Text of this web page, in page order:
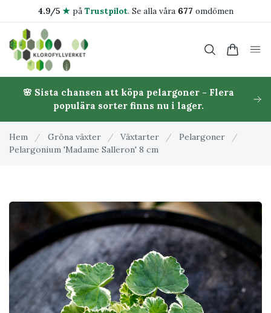
4.9/5 ★på Trustpilot. Se alla våra 677 omdömen
🌸 Sista chansen att köpa pelargoner - Flera
populära sorter finns nu i lager.
Hem / Gröna växter / Växtarter / Pelargoner
/
Pelargonium 'Madame Salleron' 8 cm